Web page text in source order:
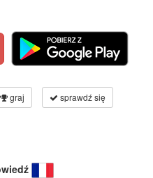
graj sprawdź się